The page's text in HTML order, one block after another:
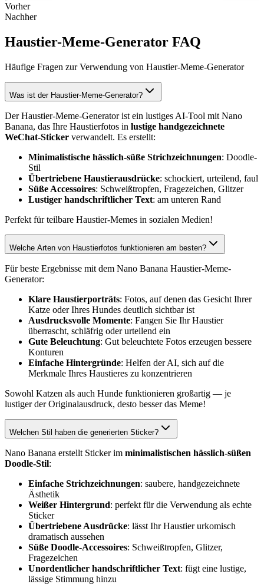
Vorher
Nachher
Haustier-Meme-Generator FAQ
Häufige Fragen zur Verwendung von Haustier-Meme-Generator
Was ist der Haustier-Meme-Generator?
Der Haustier-Meme-Generator ist ein lustiges AI-Tool mit Nano
Banana, das Ihre Haustierfotos in lustige handgezeichnete
WeChat-Sticker verwandelt. Es erstellt:
Minimalistische hässlich-süße Strichzeichnungen: Doodle-
Stil
Übertriebene Haustierausdrücke: schockiert, urteilend, faul
Süße Accessoires: Schweißtropfen, Fragezeichen, Glitzer
Lustiger handschriftlicher Text: am unteren Rand
Perfekt für teilbare Haustier-Memes in sozialen Medien!
Welche Arten von Haustierfotos funktionieren am besten?
Für beste Ergebnisse mit dem Nano Banana Haustier-Meme-
Generator:
Klare Haustierporträts: Fotos, auf denen das Gesicht Ihrer
Katze oder Ihres Hundes deutlich sichtbar ist
Ausdrucksvolle Momente: Fangen Sie Ihr Haustier
überrascht, schläfrig oder urteilend ein
Gute Beleuchtung: Gut beleuchtete Fotos erzeugen bessere
Konturen
Einfache Hintergründe: Helfen der AI, sich auf die
Merkmale Ihres Haustieres zu konzentrieren
Sowohl Katzen als auch Hunde funktionieren großartig — je
lustiger der Originalausdruck, desto besser das Meme!
Welchen Stil haben die generierten Sticker?
Nano Banana erstellt Sticker im minimalistischen hässlich-süßen
Doodle-Stil:
Einfache Strichzeichnungen: saubere, handgezeichnete
Ästhetik
Weißer Hintergrund: perfekt für die Verwendung als echte
Sticker
Übertriebene Ausdrücke: lässt Ihr Haustier urkomisch
dramatisch aussehen
Süße Doodle-Accessoires: Schweißtropfen, Glitzer,
Fragezeichen
Unordentlicher handschriftlicher Text: fügt eine lustige,
lässige Stimmung hinzu